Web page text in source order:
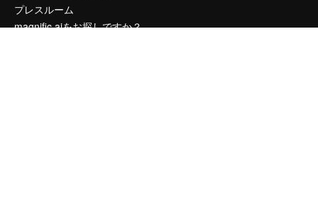
プレスルーム
magnific.aiをお探しですか？